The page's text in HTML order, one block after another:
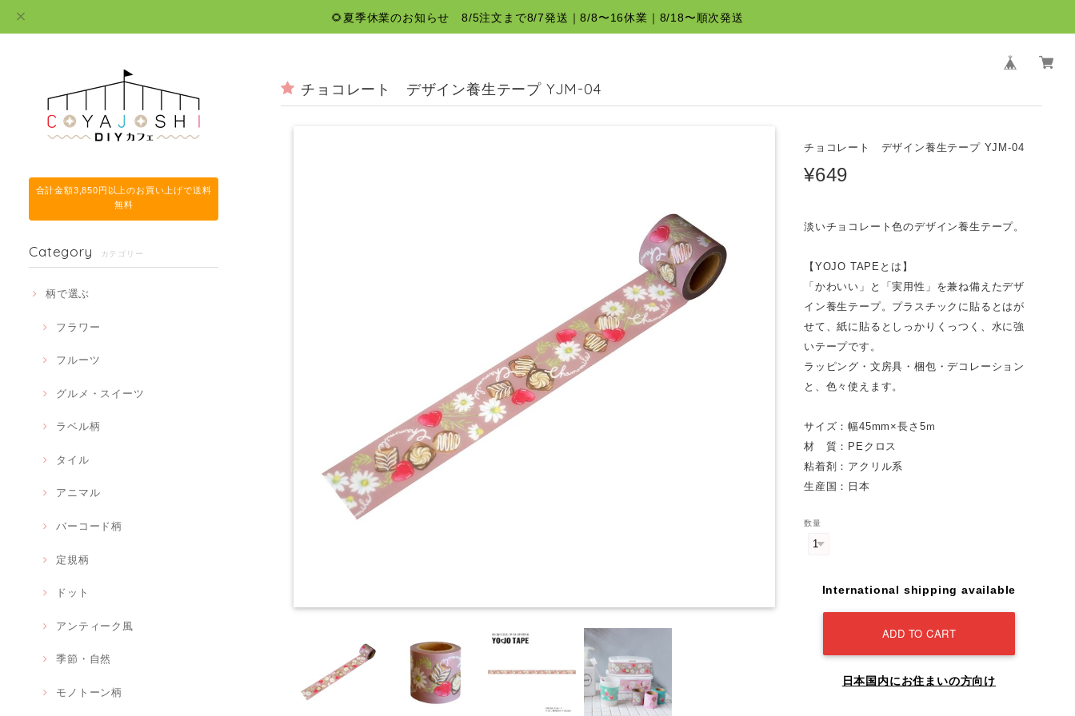
🌻夏季休業のお知らせ 8/5注文まで8/7発送｜8/8〜16休業｜8/18〜順次発送
合計金額3,850円以上のお買い上げで送料
無料
Category カテゴリー
柄で選ぶ
フラワー
フルーツ
グルメ・スイーツ
ラベル柄
タイル
アニマル
バーコード柄
定規柄
ドット
アンティーク風
季節・自然
モノトーン柄
チョコレート デザイン養生テープ YJM-04
チョコレート デザイン養生テープ YJM-04
¥649
淡いチョコレート色のデザイン養生テープ。
【YOJO TAPEとは】
「かわいい」と「実用性」を兼ね備えたデザ
イン養生テープ。プラスチックに貼るとはが
せて、紙に貼るとしっかりくっつく、水に強
いテープです。
ラッピング・文房具・梱包・デコレーション
と、色々使えます。
サイズ：幅45mm×長さ5ｍ
材 質：PEクロス
粘着剤：アクリル系
生産国：日本
数量
International shipping available
ADD TO CART
日本国内にお住まいの方向け